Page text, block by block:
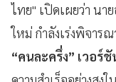
ไทย" เปิดเผยว่า น
ใหม่ กำลังเร่งพิจาร
“คนละครึ่ง” เวอร์